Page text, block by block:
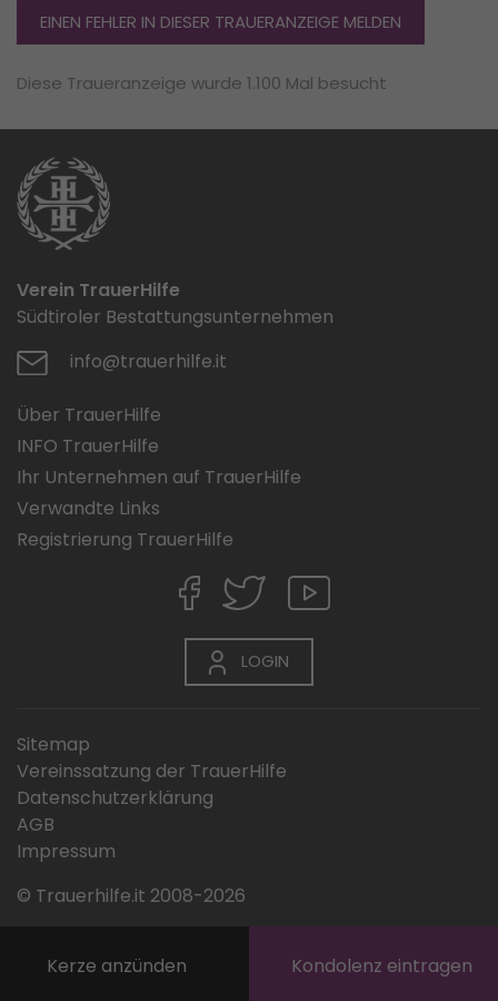
EINEN FEHLER IN DIESER TRAUERANZEIGE MELDEN
Diese Traueranzeige wurde 1.100 Mal besucht
Kerze anzünden Kondolenz eintragen
Verein TrauerHilfe
Südtiroler Bestattungsunternehmen
info@trauerhilfe.it
Über TrauerHilfe
INFO TrauerHilfe
Ihr Unternehmen auf TrauerHilfe
Verwandte Links
Registrierung TrauerHilfe
LOGIN
Sitemap
Vereinssatzung der TrauerHilfe
Datenschutzerklärung
AGB
Impressum
© Trauerhilfe.it 2008-2026